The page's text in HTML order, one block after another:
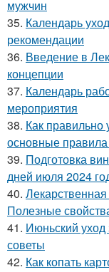
мужчин
35. Календарь
рекомендации
36. Введение в
концепции
37. Календарь
мероприятия
38. Как правильно
основные
39. Подготовка
дней июля 2024
40.
Полезные
41. Июньский
советы
42. Как копать